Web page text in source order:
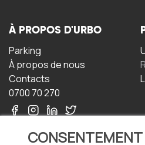
À PROPOS D'URBO
Parking
À propos de nous
Contacts
0700 70 270